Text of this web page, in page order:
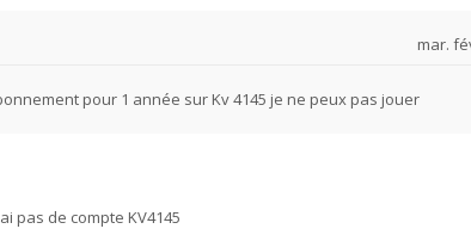
mar.
pour 1 année sur Kv 4145 je ne peux pas jouer
pas de compte KV4145